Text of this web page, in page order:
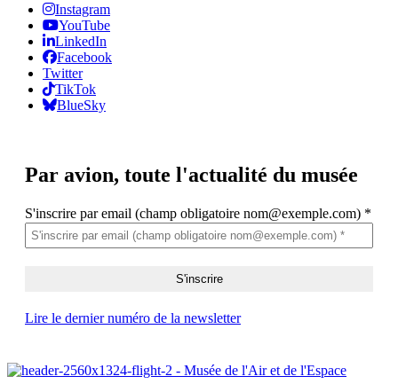
Instagram
YouTube
LinkedIn
Facebook
Twitter
TikTok
BlueSky
Par avion, toute l'actualité du musée
S'inscrire par email (champ obligatoire nom@exemple.com) *
Lire le dernier numéro de la newsletter